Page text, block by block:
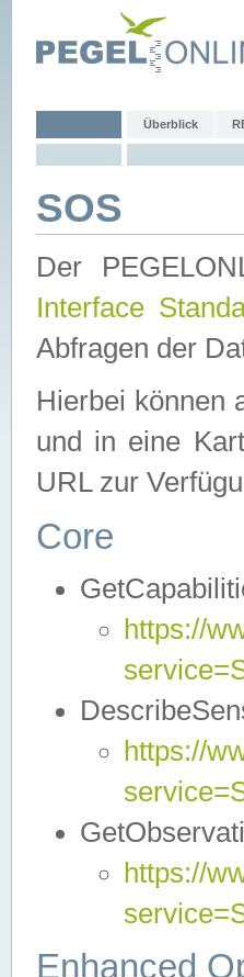
Überblick
SOS
Der
Interface
Abfragen der
Hierbei können
und in eine
URL zur
Core
https://
https://
https://
Enhanced